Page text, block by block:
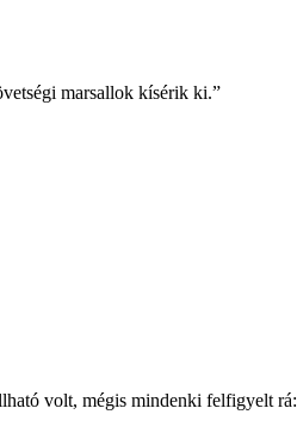
marsallok kísérik ki.”
volt, mégis mindenki felfigyelt rá: